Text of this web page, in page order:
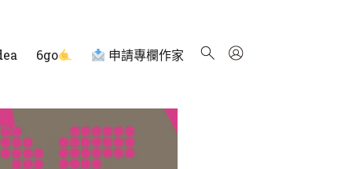
6go 申請專欄作家